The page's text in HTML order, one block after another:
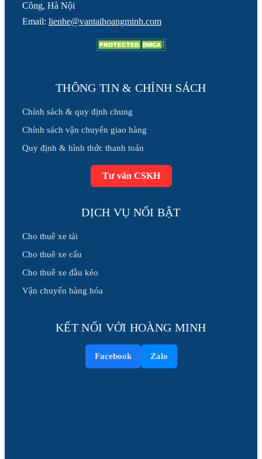
Công, Hà Nội
Email: lienhe@vantaihoangminh.com
THÔNG TIN & CHÍNH SÁCH
Chính sách & quy định chung
Chính sách vận chuyển giao hàng
Quy định & hình thức thanh toán
Tư vấn CSKH
DỊCH VỤ NỔI BẬT
Cho thuê xe tải
Cho thuê xe cẩu
Cho thuê xe đầu kéo
Vận chuyển hàng hóa
KẾT NỐI VỚI HOÀNG MINH
Facebook Zalo